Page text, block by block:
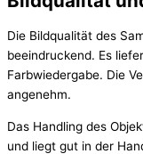
Die Bildqualität des
beeindruckend. Es
Farbwiedergabe. Die
angenehm.
Das Handling des
und liegt gut in der